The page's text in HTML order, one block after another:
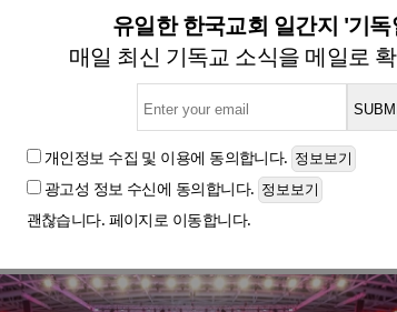
유일한 한국교회 일간지 '기
매일 최신 기독교 소식을 메일로
개인정보 수집 및 이용에 동의합니다.
광고성 정보 수신에 동의합니다.
괜찮습니다. 페이지로 이동합니다.
과 각성을 위한 ‘714